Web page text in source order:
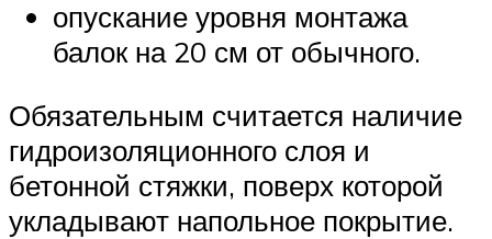
опускание уровня монтажа
балок на 20 см от обычного.
Обязательным считается наличие
гидроизоляционного слоя и
бетонной стяжки, поверх которой
укладывают напольное покрытие.